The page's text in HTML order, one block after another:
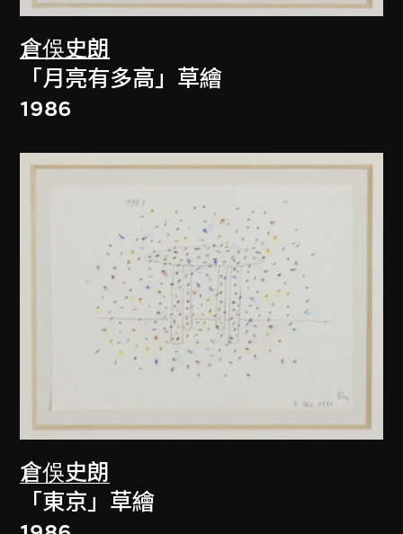
倉俁史朗
「月亮有多高」草繪
1986
倉俁史朗
「東京」草繪